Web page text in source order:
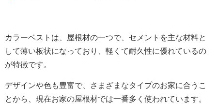
カラーベストは、屋根材の一つで、セメントを主な材料と
して薄い板状になっており、軽くて耐久性に優れているの
が特徴です。
デザインや色も豊富で、さまざまなタイプのお家に合うこ
とから、現在お家の屋根材では一番多く使われています。